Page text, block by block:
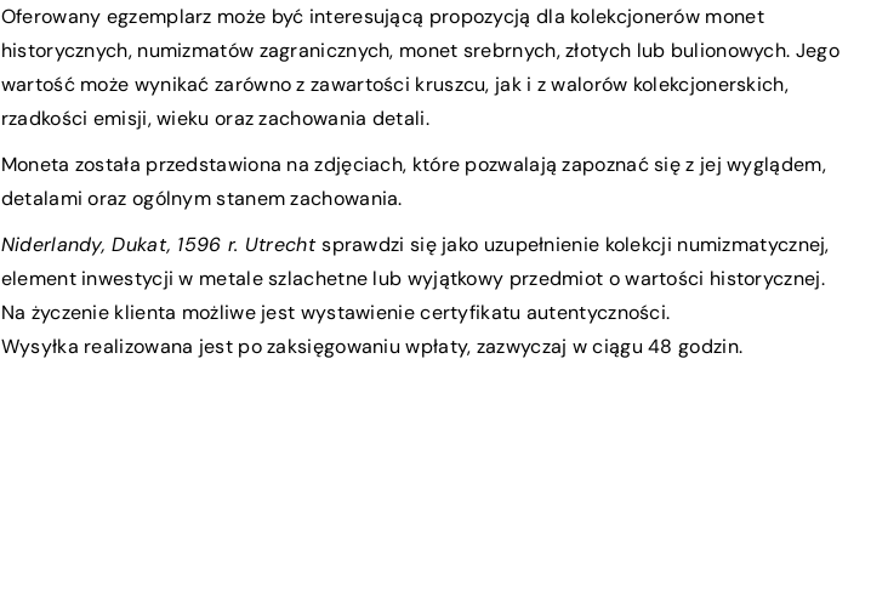
Oferowany egzemplarz może być interesującą propozycją dla kolekcjonerów monet
historycznych, numizmatów zagranicznych, monet srebrnych, złotych lub bulionowych. Jego
wartość może wynikać zarówno z zawartości kruszcu, jak i z walorów kolekcjonerskich,
rzadkości emisji, wieku oraz zachowania detali.
Moneta została przedstawiona na zdjęciach, które pozwalają zapoznać się z jej wyglądem,
detalami oraz ogólnym stanem zachowania.
Niderlandy, Dukat, 1596 r. Utrechtsprawdzi się jako uzupełnienie kolekcji numizmatycznej,
element inwestycji w metale szlachetne lub wyjątkowy przedmiot o wartości historycznej.
Na życzenie klienta możliwe jest wystawienie certyfikatu autentyczności.
Wysyłka realizowana jest po zaksięgowaniu wpłaty, zazwyczaj w ciągu 48 godzin.